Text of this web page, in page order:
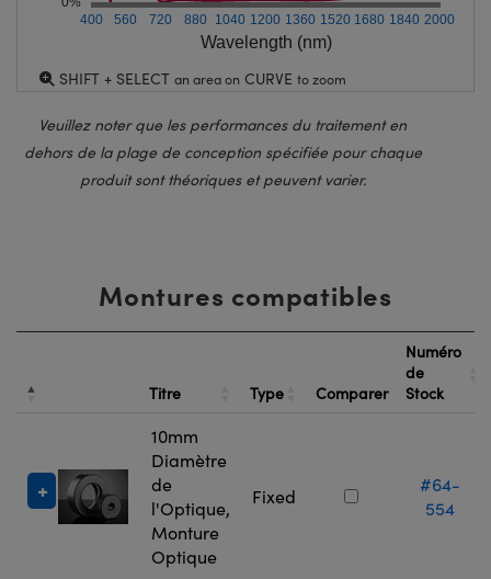
Wavelength (nm)
400 560 720 880 1040 1200 1360 1520 1680 1840 2000
SHIFT + SELECT an area on CURVE to zoom
Veuillez noter que les performances du traitement en
dehors de la plage de conception spécifiée pour chaque
produit sont théoriques et peuvent varier.
Montures compatibles
Titre Type Comparer
Numéro
de
Stock
10mm
Diamètre
de
l'Optique,
Monture
Optique
Fixed
#64-
554